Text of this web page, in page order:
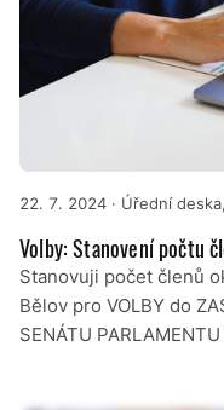
22. 7. 2024 · Úřední
Volby: Stanovení počtu
Stanovuji počet členů
Bělov pro VOLBY do
SENÁTU